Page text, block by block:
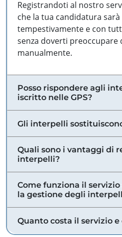
Registrandoti al nostro
che la tua candidatura
tempestivamente e con
senza doverti preoccupare
manualmente.
Posso rispondere agli
iscritto nelle GPS?
Gli interpelli
Quali sono i vantaggi di
interpelli?
Come funziona il
la gestione degli
Quanto costa il servizio e